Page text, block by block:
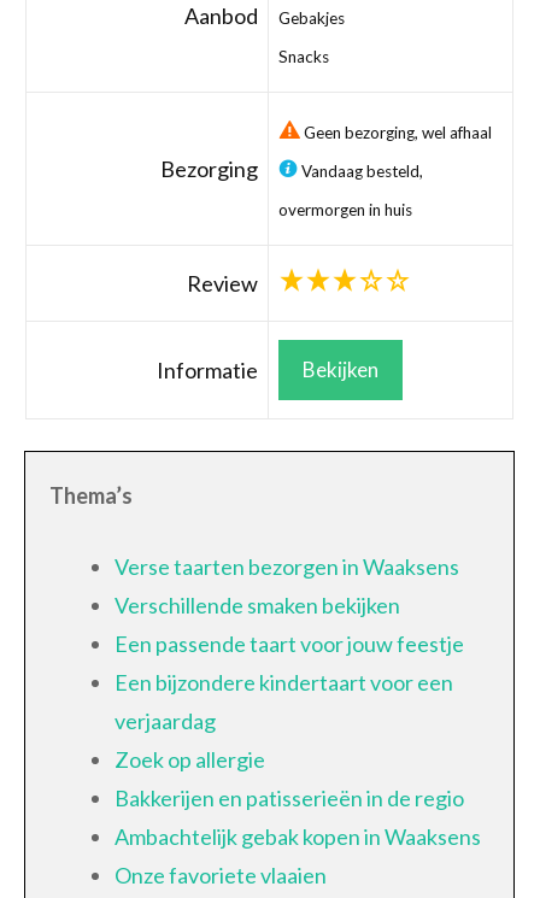
Aanbod
Gebakjes
Snacks
Bezorging
Geen bezorging, wel afhaal
Vandaag besteld,
overmorgen in huis
Review
Informatie Bekijken
Thema’s
Verse taarten bezorgen in Waaksens
Verschillende smaken bekijken
Een passende taart voor jouw feestje
Een bijzondere kindertaart voor een
verjaardag
Zoek op allergie
Bakkerijen en patisserieën in de regio
Ambachtelijk gebak kopen in Waaksens
Onze favoriete vlaaien